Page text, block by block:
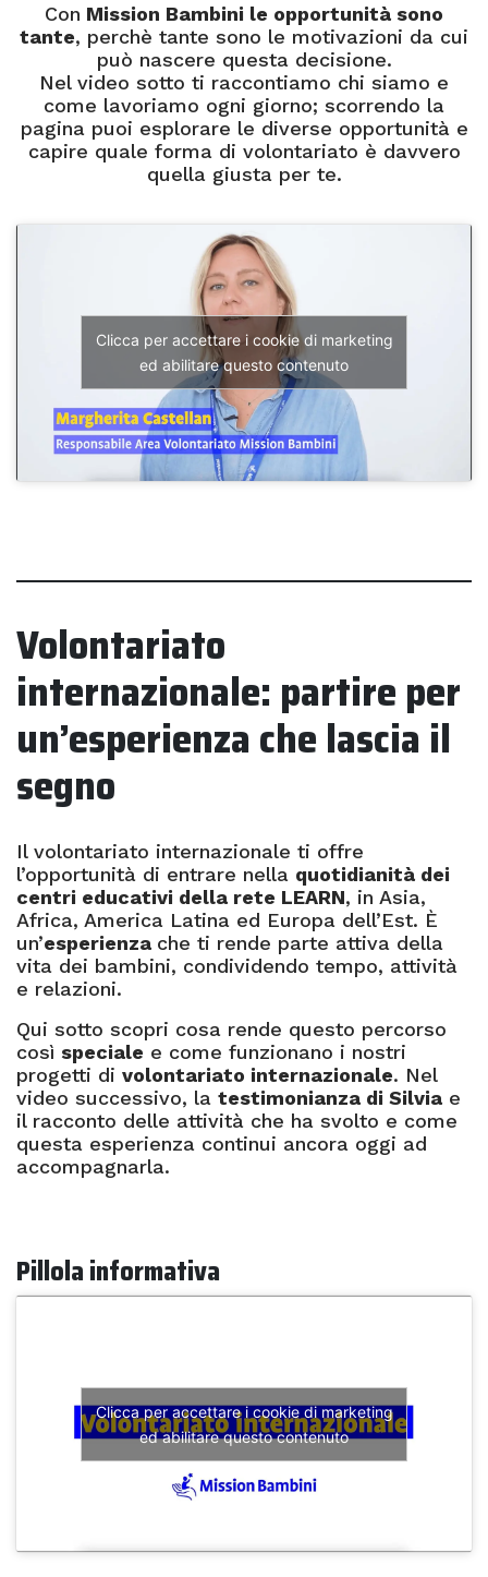
Con Mission Bambini le opportunità sono
tante, perchè tante sono le motivazioni da cui
può nascere questa decisione.
Nel video sotto ti raccontiamo chi siamo e
come lavoriamo ogni giorno; scorrendo la
pagina puoi esplorare le diverse opportunità e
capire quale forma di volontariato è davvero
quella giusta per te.
Clicca per accettare i cookie di marketing
ed abilitare questo contenuto
Volontariato
internazionale: partire per
un’esperienza che lascia il
segno
Il volontariato internazionale ti offre
l’opportunità di entrare nella quotidianità dei
centri educativi della rete LEARN, in Asia,
Africa, America Latina ed Europa dell’Est. È
un’esperienza che ti rende parte attiva della
vita dei bambini, condividendo tempo, attività
e relazioni.
Qui sotto scopri cosa rende questo percorso
così speciale e come funzionano i nostri
progetti di volontariato internazionale. Nel
video successivo, la testimonianza di Silvia e
il racconto delle attività che ha svolto e come
questa esperienza continui ancora oggi ad
accompagnarla.
Pillola informativa
Clicca per accettare i cookie di marketing
ed abilitare questo contenuto